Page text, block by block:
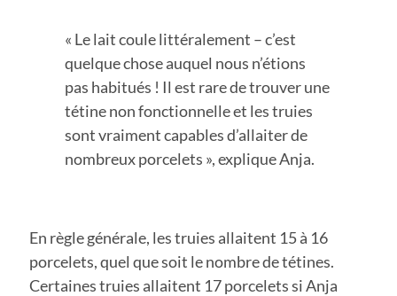
« Le lait coule littéralement – c’est
quelque chose auquel nous n’étions
pas habitués ! Il est rare de trouver une
tétine non fonctionnelle et les truies
sont vraiment capables d’allaiter de
nombreux porcelets », explique Anja.
En règle générale, les truies allaitent 15 à 16
porcelets, quel que soit le nombre de tétines.
Certaines truies allaitent 17 porcelets si Anja